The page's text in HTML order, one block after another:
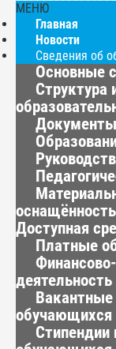
МЕНЮ
Главная
Новости
Сведения об
Основные
Структура
Документы
Доступная
Платные
деятельность
обучающихся